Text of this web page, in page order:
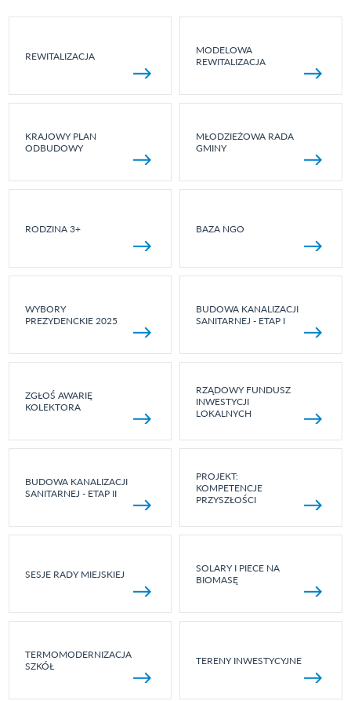
REWITALIZACJA
MODELOWA
REWITALIZACJA
KRAJOWY PLAN
ODBUDOWY
MŁODZIEŻOWA RADA
GMINY
RODZINA 3+ BAZA NGO
WYBORY
PREZYDENCKIE 2025
BUDOWA KANALIZACJI
SANITARNEJ - ETAP I
ZGŁOŚ AWARIĘ
KOLEKTORA
RZĄDOWY FUNDUSZ
INWESTYCJI
LOKALNYCH
BUDOWA KANALIZACJI
SANITARNEJ - ETAP II
PROJEKT:
KOMPETENCJE
PRZYSZŁOŚCI
SESJE RADY MIEJSKIEJ
SOLARY I PIECE NA
BIOMASĘ
TERMOMODERNIZACJA
SZKÓŁ
TERENY INWESTYCYJNE